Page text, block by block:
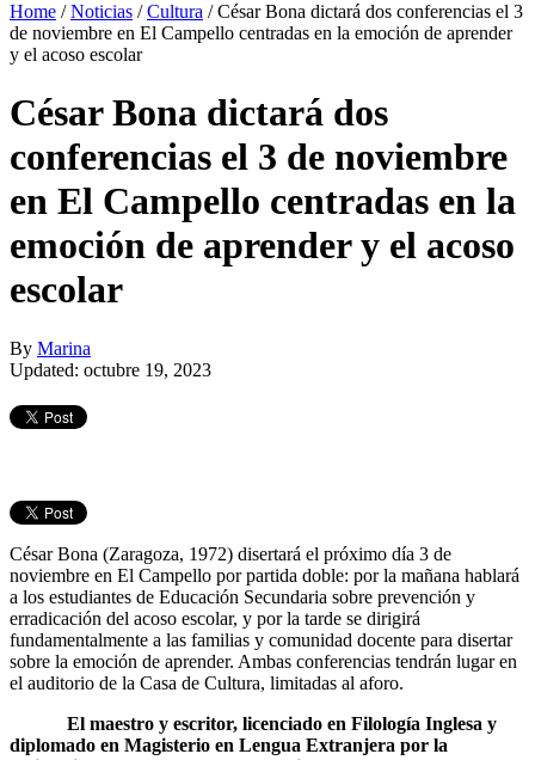
Home /Noticias /Cultura /César Bona dictará dos conferencias el 3
de noviembre en El Campello centradas en la emoción de aprender
y el acoso escolar
César Bona dictará dos
conferencias el 3 de noviembre
en El Campello centradas en la
emoción de aprender y el acoso
escolar
By Marina
Updated: octubre 19, 2023
César Bona (Zaragoza, 1972) disertará el próximo día 3 de
noviembre en El Campello por partida doble: por la mañana hablará
a los estudiantes de Educación Secundaria sobre prevención y
erradicación del acoso escolar, y por la tarde se dirigirá
fundamentalmente a las familias y comunidad docente para disertar
sobre la emoción de aprender. Ambas conferencias tendrán lugar en
el auditorio de la Casa de Cultura, limitadas al aforo.
El maestro y escritor, licenciado en Filología Inglesa y
diplomado en Magisterio en Lengua Extranjera por la